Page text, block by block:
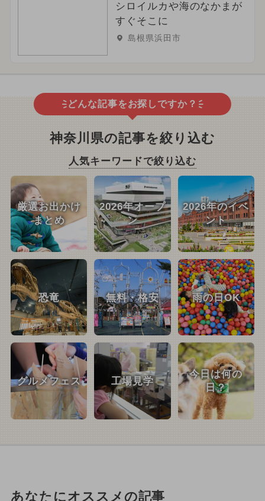
シロイルカや海のなかまが
すぐそこに
島根県浜田市
どんな記事をお探しですか？
神奈川県の記事を絞り込む
人気キーワードで絞り込む
厳選お出かけ
まとめ
2026年オープ
ン
2026年のイベ
ント
恐竜 無料・格安 雨の日OK
グルメフェス 工場見学
今日は何の
日？
あなたにオススメの記事